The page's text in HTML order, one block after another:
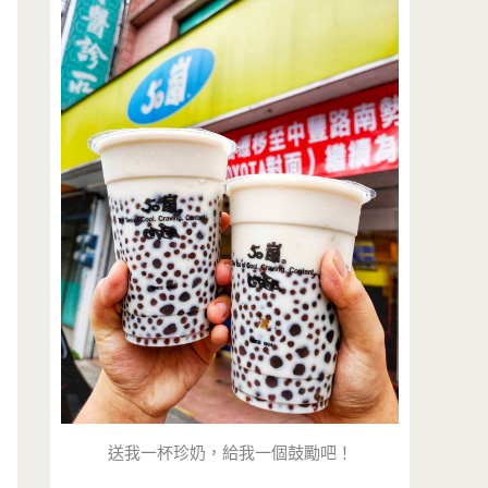
送我一杯珍奶，給我一個鼓勵吧！